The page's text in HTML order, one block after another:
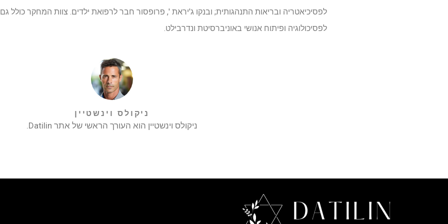
לפסיכיאטריה ובריאות התנהגותית; ובנקו ג'יראת ', פרופסור חבר לרפואת ילדים. צוות המחקר כולל
לפסיכולוגיה ופיתוח אנושי באוניברסיטת ונדרבילט.
ניקולס וינשטיין
ניקולס וינשטיין הוא העורך הראשי של אתר Datilin.